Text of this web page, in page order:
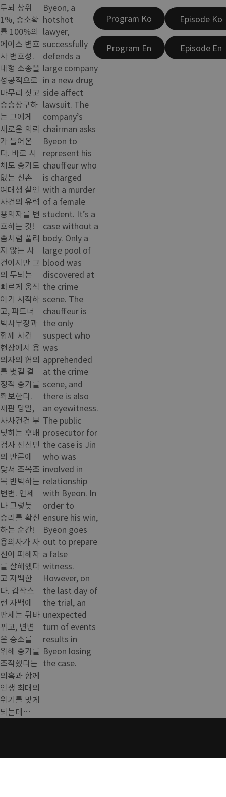
두뇌 상위
1%, 승소확
률 100%의
에이스 변호
사 변호성.
대형 소송을
성공적으로
마무리 짓고
승승장구하
는 그에게
새로운 의뢰
가 들어온
다. 바로 시
체도 증거도
없는 신촌
여대생 살인
사건의 유력
용의자를 변
호하는 것!
좀처럼 풀리
지 않는 사
건이지만 그
의 두뇌는
빠르게 움직
이기 시작하
고, 파트너
박사무장과
함께 사건
현장에서 용
의자의 혐의
를 벗길 결
정적 증거를
확보한다.
재판 당일,
사사건건 부
딪히는 후배
검사 진선민
의 반론에
맞서 조목조
목 반박하는
변변. 언제
나 그렇듯
승리를 확신
하는 순간!
용의자가 자
신이 피해자
를 살해했다
고 자백한
다. 갑작스
런 자백에
판세는 뒤바
뀌고, 변변
은 승소를
위해 증거를
조작했다는
의혹과 함께
인생 최대의
위기를 맞게
되는데…
Byeon, a
hotshot
lawyer,
successfully
defends a
large company
in a new drug
side affect
lawsuit. The
company’s
chairman asks
Byeon to
represent his
chauffeur who
is charged
with a murder
of a female
student. It’s a
case without a
body. Only a
large pool of
blood was
discovered at
the crime
scene. The
chauffeur is
the only
suspect who
was
apprehended
at the crime
scene, and
there is also
an eyewitness.
The public
prosecutor for
the case is Jin
who was
involved in
relationship
with Byeon. In
order to
ensure his win,
Byeon goes
out to prepare
a false
witness.
However, on
the last day of
the trial, an
unexpected
turn of events
results in
Byeon losing
the case.
Program Ko
Program En
Episode Ko
Episode En